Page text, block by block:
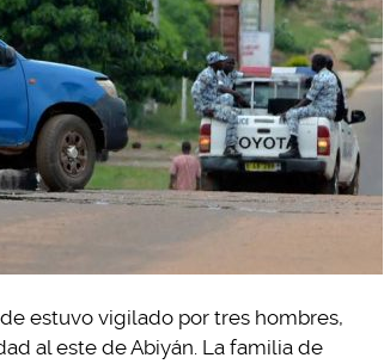
estuvo vigilado por tres hombres,
al este de Abiyán. La familia de